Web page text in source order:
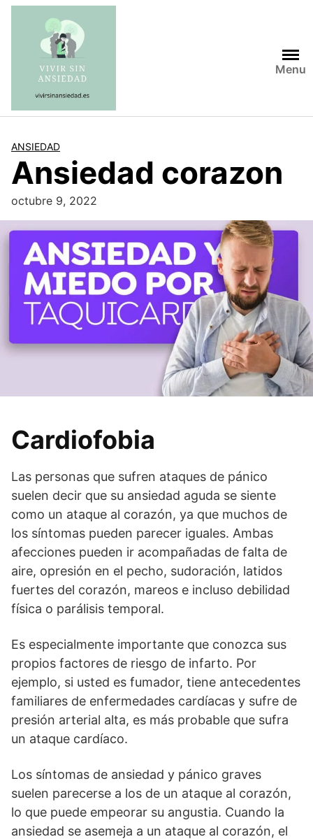
Saltar
contenido
Menu
ANSIEDAD
Ansiedad corazon
octubre 9, 2022
Cardiofobia
Las personas que sufren ataques de pánico
suelen decir que su ansiedad aguda se siente
como un ataque al corazón, ya que muchos de
los síntomas pueden parecer iguales. Ambas
afecciones pueden ir acompañadas de falta de
aire, opresión en el pecho, sudoración, latidos
fuertes del corazón, mareos e incluso debilidad
física o parálisis temporal.
Es especialmente importante que conozca sus
propios factores de riesgo de infarto. Por
ejemplo, si usted es fumador, tiene antecedentes
familiares de enfermedades cardíacas y sufre de
presión arterial alta, es más probable que sufra
un ataque cardíaco.
Los síntomas de ansiedad y pánico graves
suelen parecerse a los de un ataque al corazón,
lo que puede empeorar su angustia. Cuando la
ansiedad se asemeja a un ataque al corazón, el